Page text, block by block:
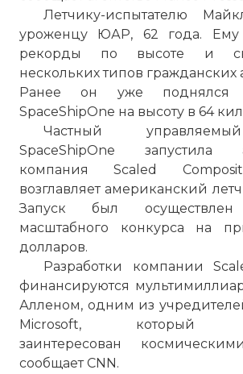
Летчику-испытателю
уроженцу ЮАР, 62 года. Ему
рекорды по высоте и
нескольких типов гражданских
Ранее он уже поднялся
SpaceShipOne на высоту в 64
Частный
SpaceShipOne запустила
компания Scaled
возглавляет американский
Запуск был
масштабного конкурса на
долларов.
Разработки компании
финансируются
Алленом, одним из
Microsoft, который
заинтересован
сообщает CNN.